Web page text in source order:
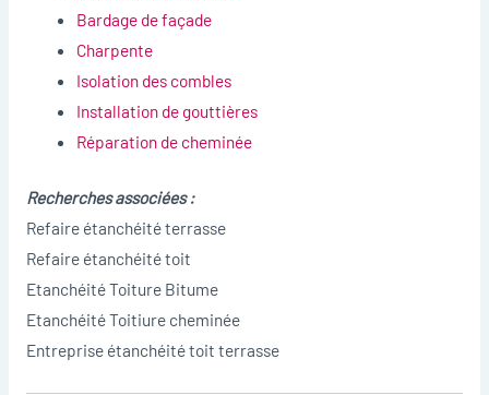
Bardage de façade
Charpente
Isolation des combles
Installation de gouttières
Réparation de cheminée
Recherches associées :
Refaire étanchéité terrasse
Refaire étanchéité toit
Etanchéité Toiture Bitume
Etanchéité Toitiure cheminée
Entreprise étanchéité toit terrasse